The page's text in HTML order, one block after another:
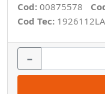
Cod: 00875578
Cod Tec:
−